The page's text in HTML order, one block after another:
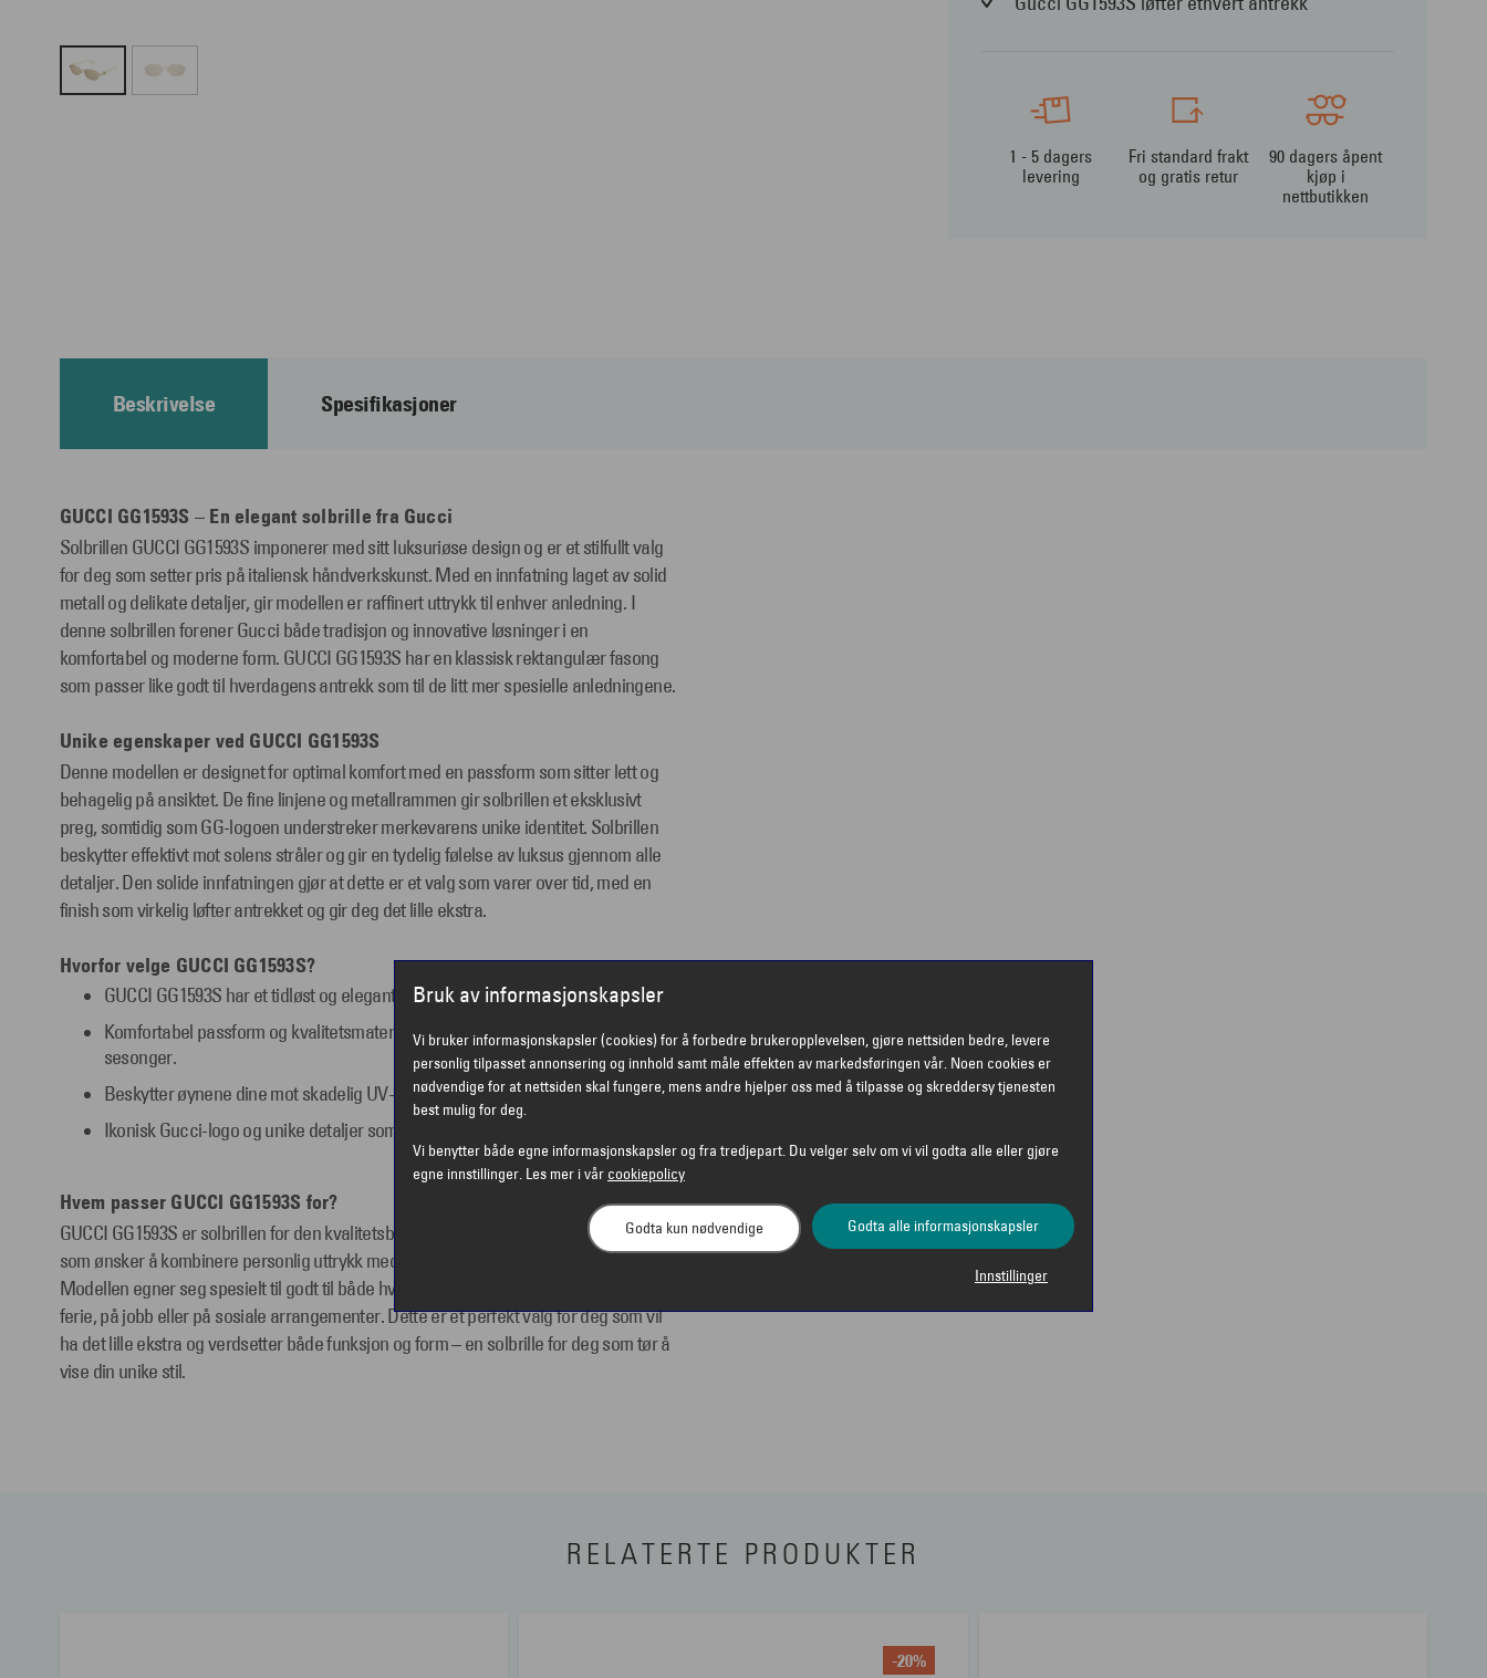
1 - 5 dagers
levering
Fri standard frakt
og gratis retur
90 dagers åpent
kjøp i
nettbutikken
Beskrivelse Spesifikasjoner
GUCCI GG1593S – En elegant solbrille fra Gucci
Solbrillen GUCCI GG1593S imponerer med sitt luksuriøse design og er et stilfullt valg
for deg som setter pris på italiensk håndverkskunst. Med en innfatning laget av solid
metall og delikate detaljer, gir modellen er raffinert uttrykk til enhver anledning. I
denne solbrillen forener Gucci både tradisjon og innovative løsninger i en
komfortabel og moderne form. GUCCI GG1593S har en klassisk rektangulær fasong
som passer like godt til hverdagens antrekk som til de litt mer spesielle anledningene.
Unike egenskaper ved GUCCI GG1593S
Denne modellen er designet for optimal komfort med en passform som sitter lett og
behagelig på ansiktet. De fine linjene og metallrammen gir solbrillen et eksklusivt
preg, somtidig som GG-logoen understreker merkevarens unike identitet. Solbrillen
beskytter effektivt mot solens stråler og gir en tydelig følelse av luksus gjennom alle
detaljer. Den solide innfatningen gjør at dette er et valg som varer over tid, med en
finish som virkelig løfter antrekket og gir deg det lille ekstra.
Hvorfor velge GUCCI GG1593S?
GUCCI GG1593S har et tidløst og elegant design som passer til alle anledninger.
Komfortabel passform og kvalitetsmaterialer gir langvarig brukerglede i flere
sesonger.
Beskytter øynene dine mot skadelig UV-stråling med stil og effektivitet.
Ikonisk Gucci-logo og unike detaljer som alltid vil være en del av motebildet.
Hvem passer GUCCI GG1593S for?
GUCCI GG1593S er solbrillen for den kvalitetsbevisste, stilige og moderne personen
som ønsker å kombinere personlig uttrykk med det beste innen italiensk design.
Modellen egner seg spesielt til godt til både hverdagslige settinger, enten du skal på
ferie, på jobb eller på sosiale arrangementer. Dette er et perfekt valg for deg som vil
ha det lille ekstra og verdsetter både funksjon og form – en solbrille for deg som tør å
vise din unike stil.
RELATERTE PRODUKTER
-20%
Bruk av informasjonskapsler
Vi bruker informasjonskapsler (cookies) for å forbedre brukeropplevelsen, gjøre nettsiden bedre, levere
personlig tilpasset annonsering og innhold samt måle effekten av markedsføringen vår. Noen cookies er
nødvendige for at nettsiden skal fungere, mens andre hjelper oss med å tilpasse og skreddersy tjenesten
best mulig for deg.
Vi benytter både egne informasjonskapsler og fra tredjepart. Du velger selv om vi vil godta alle eller gjøre
egne innstillinger. Les mer i vår cookiepolicy
Godta alle informasjonskapsler
Godta kun nødvendige
Innstillinger